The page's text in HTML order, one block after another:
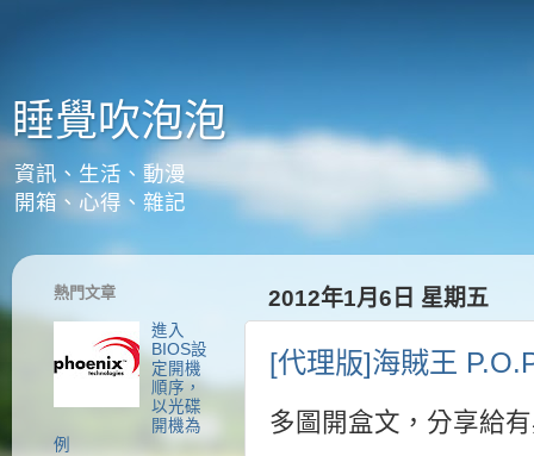
睡覺吹泡泡
資訊、生活、動漫
開箱、心得、雜記
2012年1月6日 星期五
[代理版]海賊王
多圖開盒文，分享給
熱門文章
進入
BIOS設
定開機
順序，
以光碟
開機為
例